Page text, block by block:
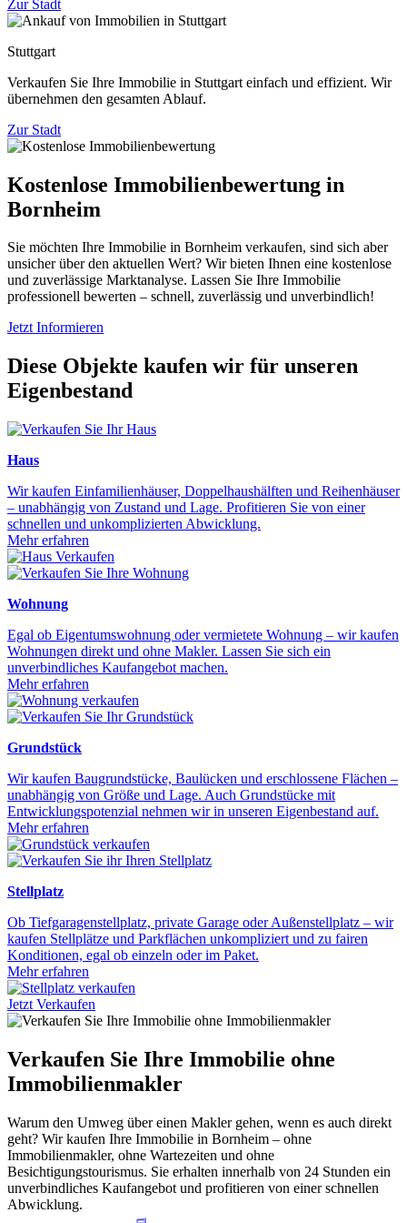
Zur Stadt
Stuttgart
Verkaufen Sie Ihre Immobilie in Stuttgart einfach und effizient. Wir
übernehmen den gesamten Ablauf.
Zur Stadt
Kostenlose Immobilienbewertung in
Bornheim
Sie möchten Ihre Immobilie in Bornheim verkaufen, sind sich aber
unsicher über den aktuellen Wert? Wir bieten Ihnen eine kostenlose
und zuverlässige Marktanalyse. Lassen Sie Ihre Immobilie
professionell bewerten – schnell, zuverlässig und unverbindlich!
Jetzt Informieren
Diese Objekte kaufen wir für unseren
Eigenbestand
Haus
Wir kaufen Einfamilienhäuser, Doppelhaushälften und Reihenhäuser
– unabhängig von Zustand und Lage. Profitieren Sie von einer
schnellen und unkomplizierten Abwicklung.
Mehr erfahren
Wohnung
Egal ob Eigentumswohnung oder vermietete Wohnung – wir kaufen
Wohnungen direkt und ohne Makler. Lassen Sie sich ein
unverbindliches Kaufangebot machen.
Mehr erfahren
Grundstück
Wir kaufen Baugrundstücke, Baulücken und erschlossene Flächen –
unabhängig von Größe und Lage. Auch Grundstücke mit
Entwicklungspotenzial nehmen wir in unseren Eigenbestand auf.
Mehr erfahren
Stellplatz
Ob Tiefgaragenstellplatz, private Garage oder Außenstellplatz – wir
kaufen Stellplätze und Parkflächen unkompliziert und zu fairen
Konditionen, egal ob einzeln oder im Paket.
Mehr erfahren
Jetzt Verkaufen
Verkaufen Sie Ihre Immobilie ohne
Immobilienmakler
Warum den Umweg über einen Makler gehen, wenn es auch direkt
geht? Wir kaufen Ihre Immobilie in Bornheim – ohne
Immobilienmakler, ohne Wartezeiten und ohne
Besichtigungstourismus. Sie erhalten innerhalb von 24 Stunden ein
unverbindliches Kaufangebot und profitieren von einer schnellen
Abwicklung.